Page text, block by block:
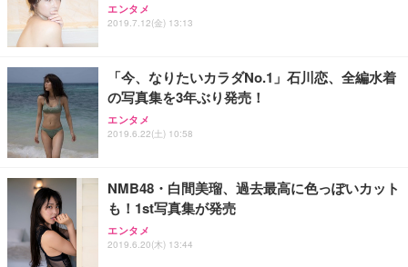
エンタメ
2019.7.12(金) 13:13
「今、なりたいカラダNo.1」石川恋、全編水着
の写真集を3年ぶり発売！
エンタメ
2019.6.22(土) 10:58
NMB48・白間美瑠、過去最高に色っぽいカット
も！1st写真集が発売
エンタメ
2019.6.20(木) 13:44